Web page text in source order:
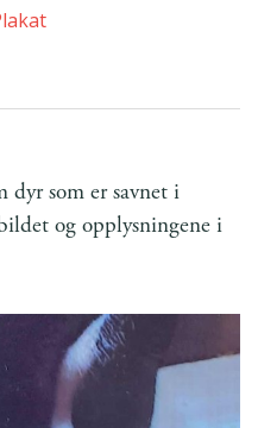
dyr som er savnet i
og opplysningene i